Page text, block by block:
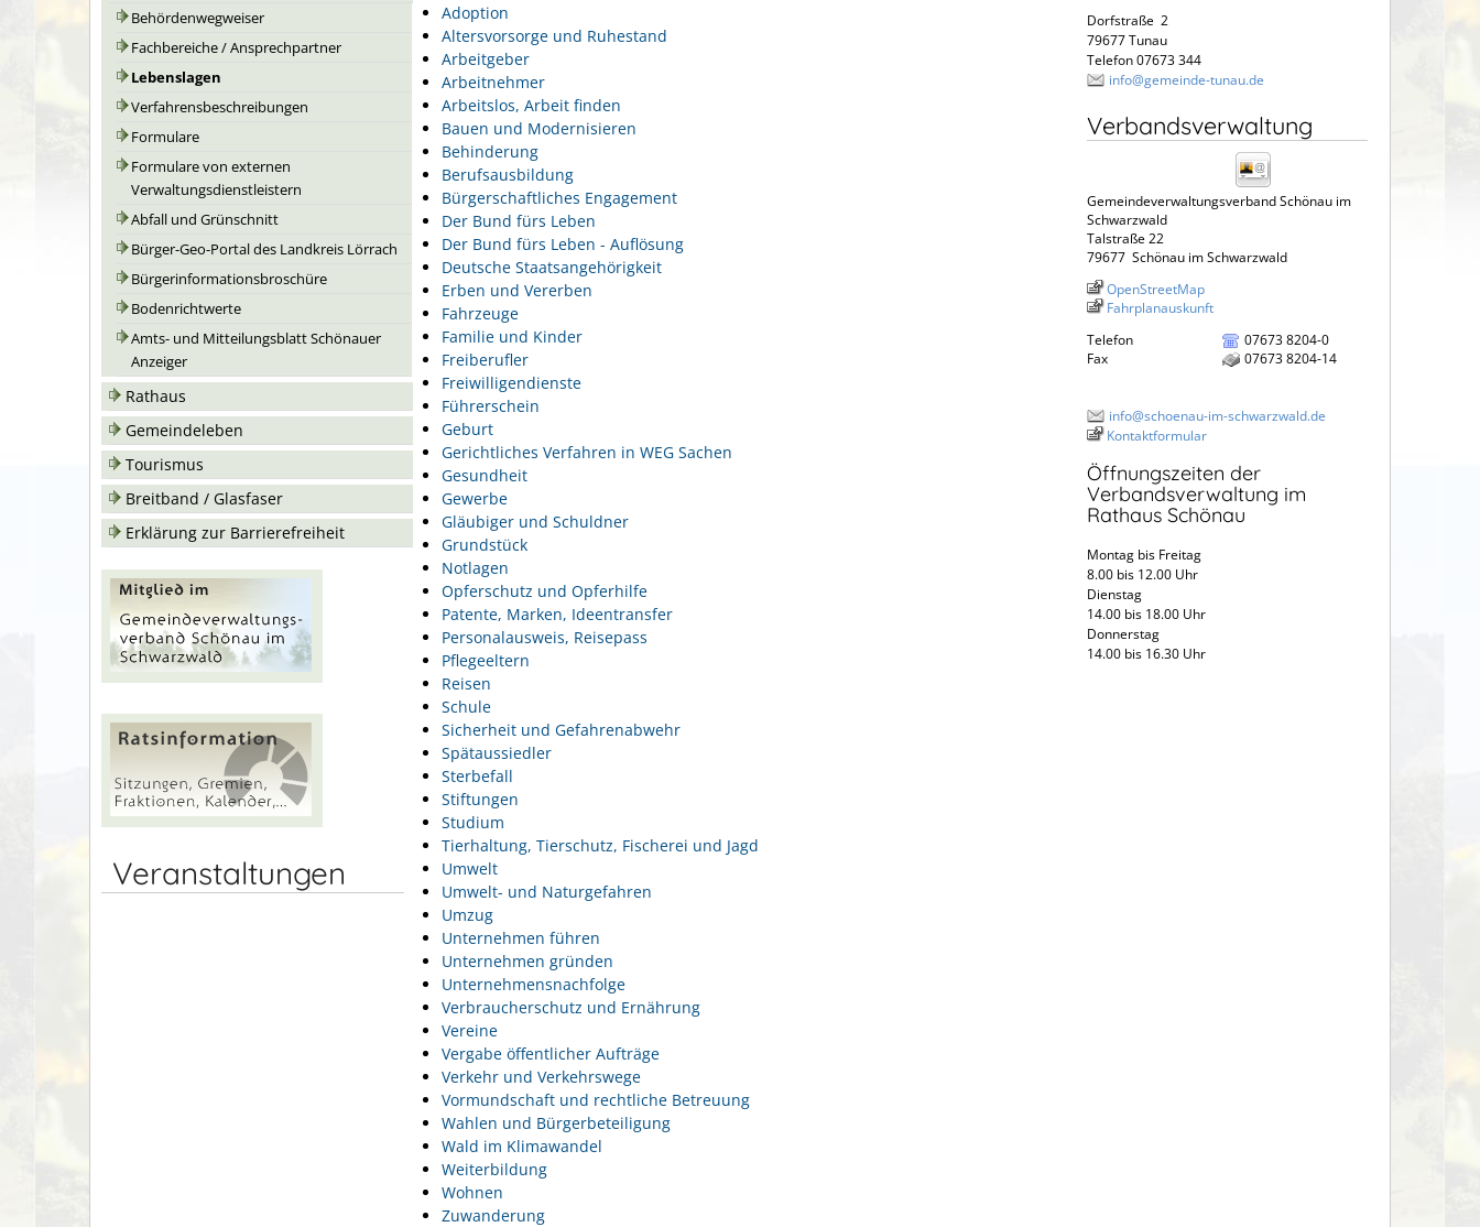
Behördenwegweiser
Fachbereiche / Ansprechpartner
Lebenslagen
Verfahrensbeschreibungen
Formulare
Formulare von externen
Verwaltungsdienstleistern
Abfall und Grünschnitt
Bürger-Geo-Portal des Landkreis Lörrach
Bürgerinformationsbroschüre
Bodenrichtwerte
Amts- und Mitteilungsblatt Schönauer
Anzeiger
Rathaus
Gemeindeleben
Tourismus
Breitband / Glasfaser
Erklärung zur Barrierefreiheit
Veranstaltungen
Adoption
Altersvorsorge und Ruhestand
Arbeitgeber
Arbeitnehmer
Arbeitslos, Arbeit finden
Bauen und Modernisieren
Behinderung
Berufsausbildung
Bürgerschaftliches Engagement
Der Bund fürs Leben
Der Bund fürs Leben - Auflösung
Deutsche Staatsangehörigkeit
Erben und Vererben
Fahrzeuge
Familie und Kinder
Freiberufler
Freiwilligendienste
Führerschein
Geburt
Gerichtliches Verfahren in WEG Sachen
Gesundheit
Gewerbe
Gläubiger und Schuldner
Grundstück
Notlagen
Opferschutz und Opferhilfe
Patente, Marken, Ideentransfer
Personalausweis, Reisepass
Pflegeeltern
Reisen
Schule
Sicherheit und Gefahrenabwehr
Spätaussiedler
Sterbefall
Stiftungen
Studium
Tierhaltung, Tierschutz, Fischerei und Jagd
Umwelt
Umwelt- und Naturgefahren
Umzug
Unternehmen führen
Unternehmen gründen
Unternehmensnachfolge
Verbraucherschutz und Ernährung
Vereine
Vergabe öffentlicher Aufträge
Verkehr und Verkehrswege
Vormundschaft und rechtliche Betreuung
Wahlen und Bürgerbeteiligung
Wald im Klimawandel
Weiterbildung
Wohnen
Zuwanderung
Dorfstraße 2
79677 Tunau
Telefon 07673 344
info@gemeinde-tunau.de
Verbandsverwaltung
Gemeindeverwaltungsverband Schönau im
Schwarzwald
Talstraße 22
79677 Schönau im Schwarzwald
OpenStreetMap
Fahrplanauskunft
Telefon
07673 8204-0
Fax
07673 8204-14
info@schoenau-im-schwarzwald.de
Kontaktformular
Öffnungszeiten der
Verbandsverwaltung im
Rathaus Schönau
Montag bis Freitag
8.00 bis 12.00 Uhr
Dienstag
14.00 bis 18.00 Uhr
Donnerstag
14.00 bis 16.30 Uhr